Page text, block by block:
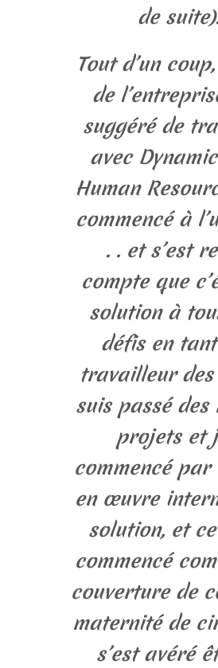
de
Tout d’un
de
suggéré de
avec
Human
commencé à
. . et s’est
compte que
solution à
défis en
travailleur des
suis passé des
projets et
commencé par
en œuvre
solution, et
commencé
couverture de
maternité de
s’est avéré